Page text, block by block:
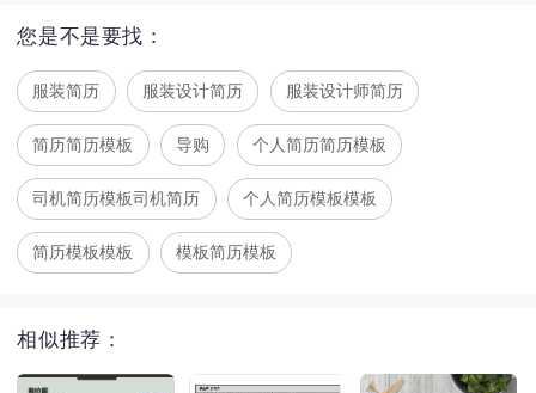
您是不是要找：
服装简历 服装设计简历 服装设计师简历
简历简历模板 导购 个人简历简历模板
司机简历模板司机简历 个人简历模板模板
简历模板模板 模板简历模板
相似推荐：